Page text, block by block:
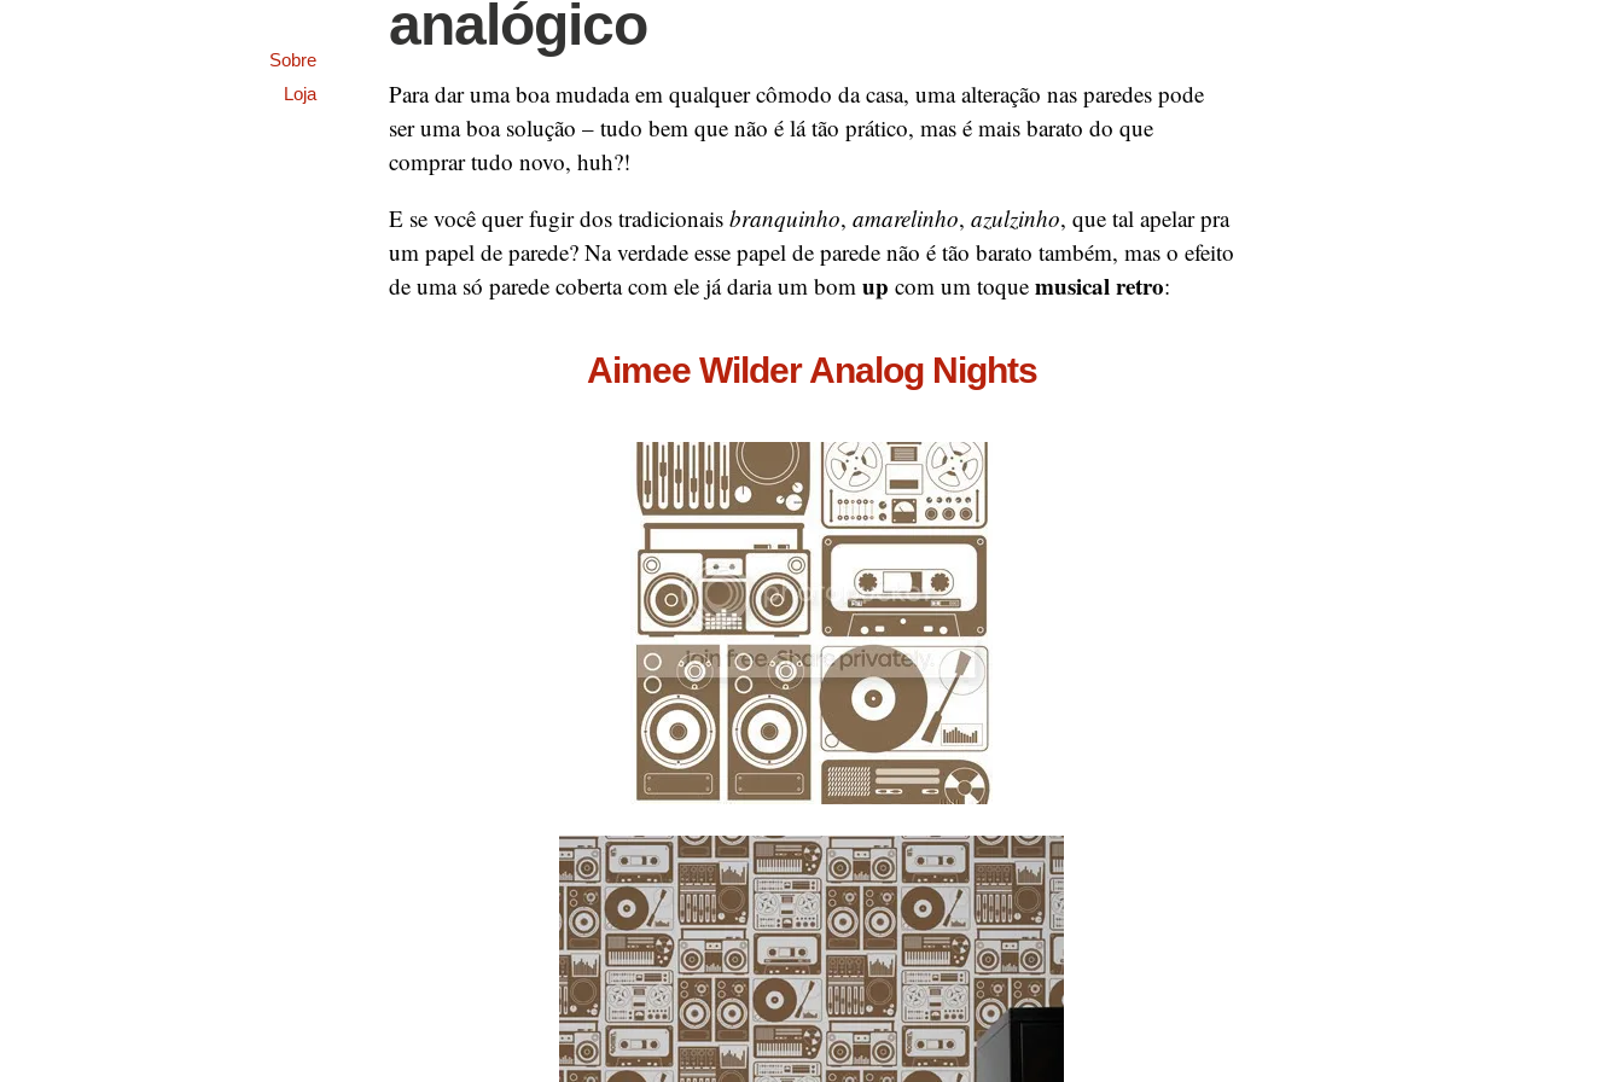
analógico
Para dar uma boa mudada em qualquer cômodo da casa, uma alteração nas paredes pode
ser uma boa solução – tudo bem que não é lá tão prático, mas é mais barato do que
comprar tudo novo, huh?!
E se você quer fugir dos tradicionais branquinho, amarelinho, azulzinho, que tal apelar pra
um papel de parede? Na verdade esse papel de parede não é tão barato também, mas o efeito
de uma só parede coberta com ele já daria um bom up com um toque musical retro:
Aimee Wilder Analog Nights
Sobre
Loja